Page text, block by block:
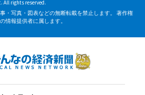
All rights reserved.
・写真・図表などの無断転載を禁止します。 著作権
情報提供者に属します。